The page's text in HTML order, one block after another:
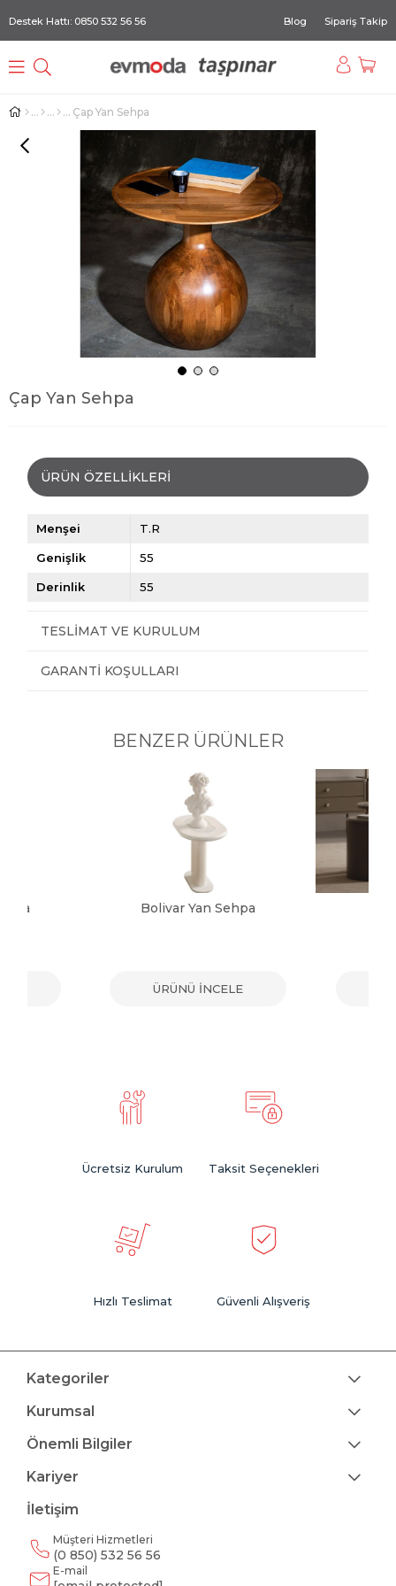
Destek Hattı: 0850 532 56 56 Blog Sipariş Takip
Çap Yan Sehpa
Çap Yan Sehpa
ÜRÜN ÖZELLIKLERI
Menşei T.R
Genişlik 55
Derinlik 55
TESLIMAT VE KURULUM
GARANTI KOŞULLARI
BENZER ÜRÜNLER
Bolivar Yan Sehpa
ÜRÜNÜ İNCELE
Ücretsiz Kurulum Taksit Seçenekleri
Hızlı Teslimat Güvenli Alışveriş
Kategoriler
Kurumsal
Önemli Bilgiler
Kariyer
İletişim
Müşteri Hizmetleri
(0 850) 532 56 56
E-mail